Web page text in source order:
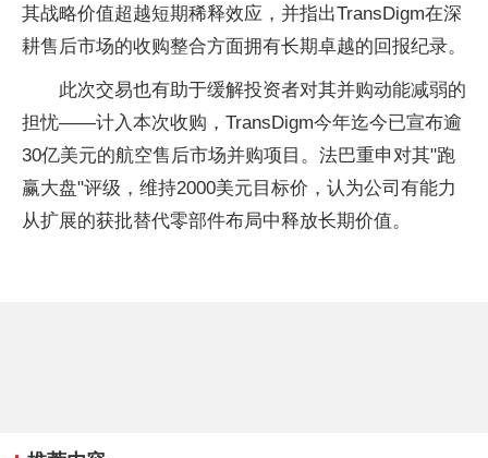
其战略价值超越短期稀释效应，并指出TransDigm在深
耕售后市场的收购整合方面拥有长期卓越的回报纪录。
此次交易也有助于缓解投资者对其并购动能减弱的
担忧——计入本次收购，TransDigm今年迄今已宣布逾
30亿美元的航空售后市场并购项目。法巴重申对其"跑
赢大盘"评级，维持2000美元目标价，认为公司有能力
从扩展的获批替代零部件布局中释放长期价值。